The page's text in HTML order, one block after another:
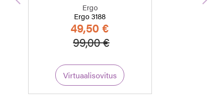
Ergo
Ergo 3188
49,50 €
Hinta alennettu
99,00 €Alennettu hinta
Virtuaalisovitus
Edellinen